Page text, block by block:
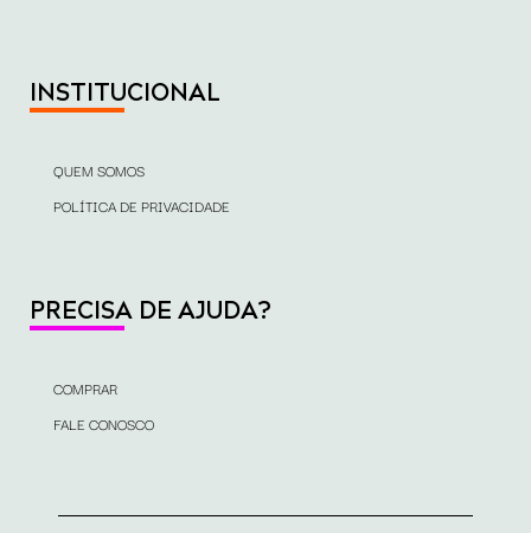
INSTITUCIONAL
QUEM SOMOS
POLÍTICA DE PRIVACIDADE
PRECISA DE AJUDA?
COMPRAR
FALE CONOSCO